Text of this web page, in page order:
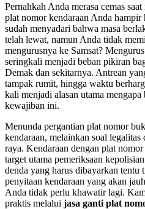
Pernahkah Anda merasa cemas
plat nomor kendaraan Anda
sudah menyadari bahwa masa
telah lewat, namun Anda tidak
mengurusnya ke Samsat?
seringkali menjadi beban pikiran
Demak dan sekitarnya. Antrean
tampak rumit, hingga waktu
kali menjadi alasan utama
kewajiban ini.
Menunda pergantian plat nomor
kendaraan, melainkan soal
raya. Kendaraan dengan plat
target utama pemeriksaan
denda yang harus dibayarkan
penyitaan kendaraan yang akan
Anda tidak perlu khawatir lagi.
praktis melalui jasa ganti plat